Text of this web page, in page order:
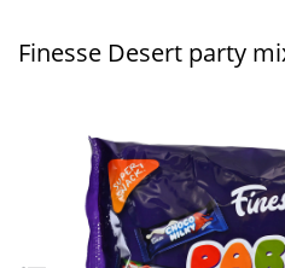
Finesse Desert party